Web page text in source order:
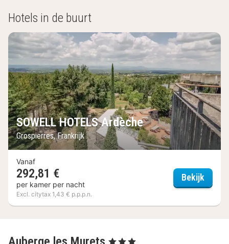
Hotels in de buurt
SOWELL HOTELS Ardèche
Grospierres, Frankrijk
Vanaf
292,81 €
per kamer per nacht
Excl. citytax 1,43 € p.p.p.n.
Bekijk
, 3 Sterren